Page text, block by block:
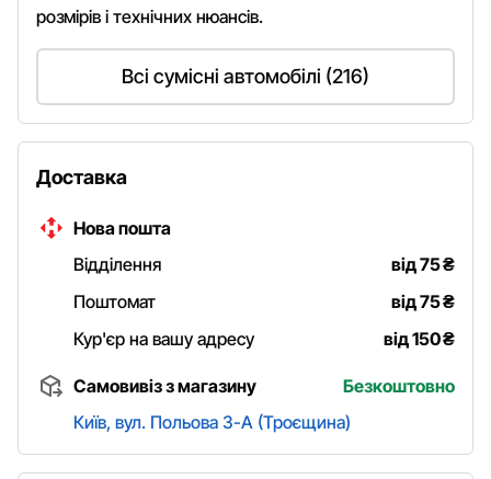
розмірів і технічних нюансів.
Всі сумісні автомобілі (216)
Доставка
Нова пошта
Відділення
від 75₴
Поштомат
від 75₴
Кур'єр на вашу адресу
від 150₴
Самовивіз з магазину
Безкоштовно
Київ, вул. Польова 3-А (Троєщина)